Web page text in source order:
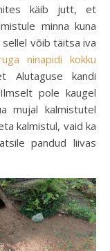
käib jutt, et
minna kuna
sellel võib täitsa iva
ninapidi kokku
Alutaguse kandi
pole kaugel
mujal kalmistutel
kalmistul, vaid ka
pandud liivas